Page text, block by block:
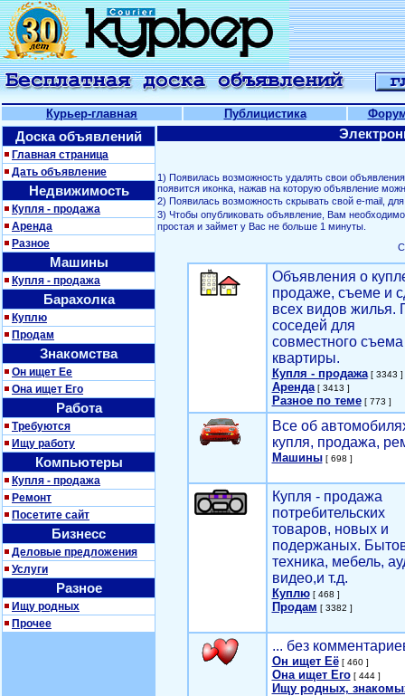
Курьер-главная Публицистика
Доска объявлений
Главная страница
Дать объявление
Недвижимость
Купля - продажа
Аренда
Разное
Машины
Купля - продажа
Барахолка
Куплю
Продам
Знакомства
Он ищет Ее
Она ищет Его
Работа
Требуются
Ищу работу
Компьютеры
Купля - продажа
Ремонт
Посетите сайт
Бизнесс
Деловые предложения
Услуги
Разное
Ищу родных
Прочее
1) Появилась возможность удалять свои
появится иконка, нажав на которую объявление
2) Появилась возможность скрывать свой е-mail,
3) Чтобы опубликовать объявление, Вам
простая и займет у Вас не больше 1 минуты.
Объявления о
продаже, съеме и
всех видов жилья.
соседей для
совместного съема
квартиры.
Купля - продажа[ 3343 ]
Аренда[ 3413 ]
Разное по теме[ 773 ]
Все об
купля, продажа,
Машины[ 698 ]
Купля - продажа
потребительских
товаров, новых и
подержаных.
техника, мебель,
видео,и т.д.
Куплю[ 468 ]
Продам [ 3382 ]
... без
Он ищет Её[ 460 ]
Она ищет Его[ 444 ]
Ищу родных,